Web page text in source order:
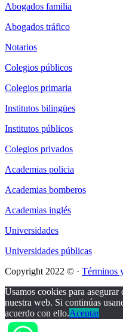
Abogados familia
Abogados tráfico
Notarios
Colegios públicos
Colegios primaria
Institutos bilingües
Institutos públicos
Colegios privados
Academias policia
Academias bomberos
Academias inglés
Universidades
Universidades públicas
Copyright 2022 © · Términos
Usamos cookies para
nuestra web. Si continúas
acuerdo con ello.Aceptar